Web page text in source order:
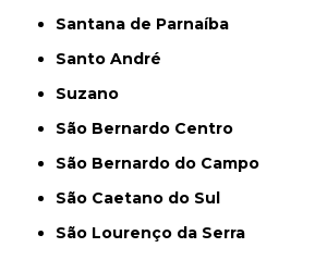
Santana de Parnaíba
Santo André
Suzano
São Bernardo Centro
São Bernardo do Campo
São Caetano do Sul
São Lourenço da Serra